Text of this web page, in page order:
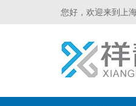
您好，欢迎来到上